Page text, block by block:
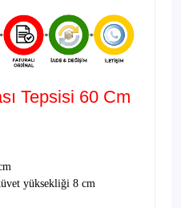
Tepsisi 60 Cm
yüksekliği 8 cm